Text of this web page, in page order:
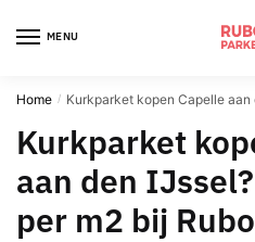
MENU
Home / Kurkparket kopen Capelle aan den
Kurkparket
aan den
per m2 bij